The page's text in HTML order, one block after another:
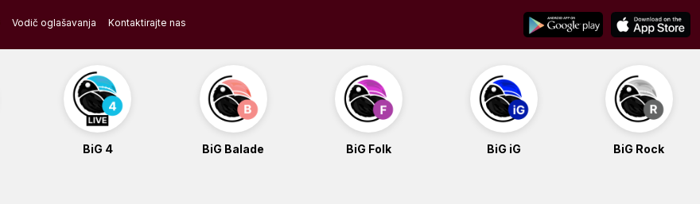
Vodič oglašavanja Kontaktirajte nas
BiG 4 BiG Balade BiG Folk BiG iG BiG Rock